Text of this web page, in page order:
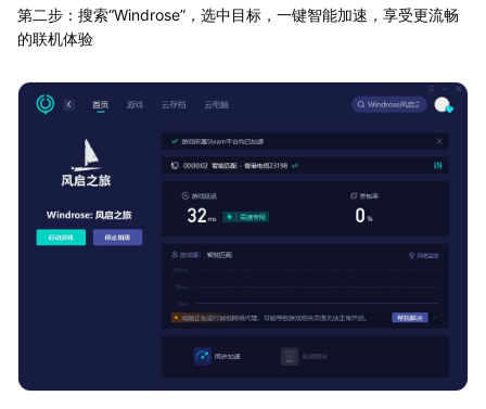
第二步：搜索“Windrose”，选中目标，一键智能加速，享受更流畅
的联机体验